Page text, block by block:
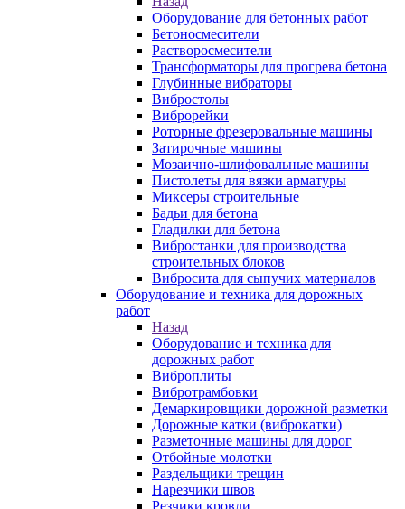
Оборудование для бетонных работ
Бетоносмесители
Растворосмесители
Трансформаторы для прогрева бетона
Глубинные вибраторы
Вибростолы
Виброрейки
Роторные фрезеровальные машины
Затирочные машины
Мозаично-шлифовальные машины
Пистолеты для вязки арматуры
Миксеры строительные
Бадьи для бетона
Гладилки для бетона
Вибростанки для производства
строительных блоков
Вибросита для сыпучих материалов
Оборудование и техника для дорожных
работ
Назад
Оборудование и техника для
дорожных работ
Виброплиты
Вибротрамбовки
Демаркировщики дорожной разметки
Дорожные катки (виброкатки)
Разметочные машины для дорог
Отбойные молотки
Раздельщики трещин
Нарезчики швов
Резчики кровли